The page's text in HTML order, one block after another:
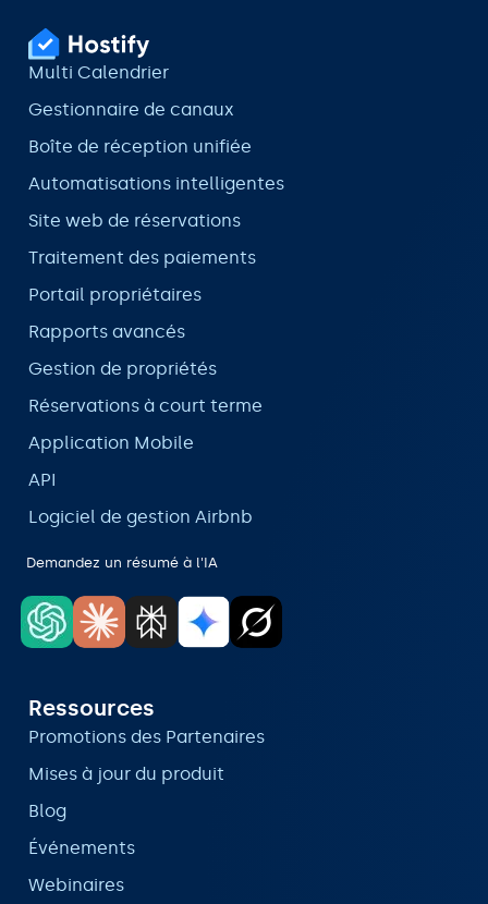
Multi Calendrier
Gestionnaire de canaux
Boîte de réception unifiée
Automatisations intelligentes
Site web de réservations
Traitement des paiements
Portail propriétaires
Rapports avancés
Gestion de propriétés
Réservations à court terme
Application Mobile
API
Logiciel de gestion Airbnb
Demandez un résumé à l'IA
Ressources
Promotions des Partenaires
Mises à jour du produit
Blog
Événements
Webinaires